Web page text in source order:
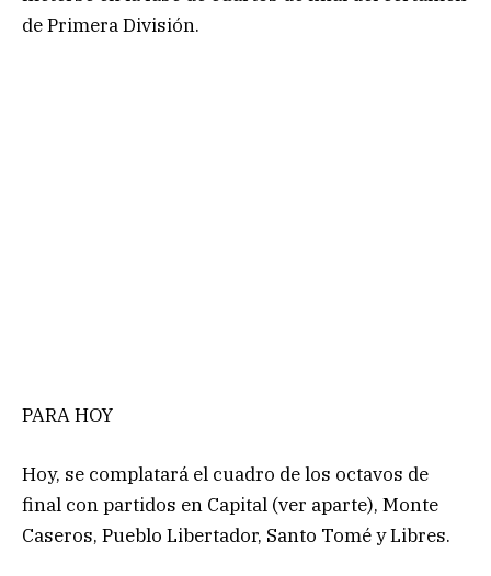
de Primera División.
PARA HOY
Hoy, se complatará el cuadro de los octavos de
final con partidos en Capital (ver aparte), Monte
Caseros, Pueblo Libertador, Santo Tomé y Libres.